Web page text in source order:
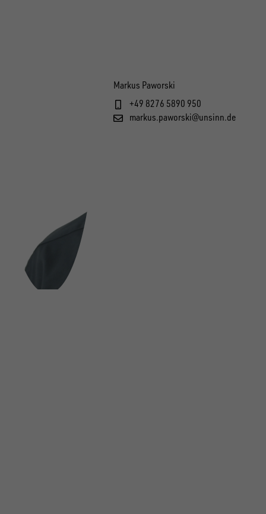
Markus Paworski
+49 8276 5890 950
markus.paworski@unsinn.de